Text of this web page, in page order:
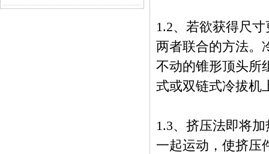
1.2、若欲获得尺
两者联合的方法。
不动的锥形顶头所
式或双链式冷拔机
1.3、挤压法即将
一起运动，使挤压